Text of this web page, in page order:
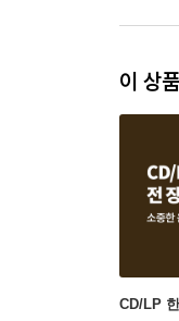
이 상
CD/LP